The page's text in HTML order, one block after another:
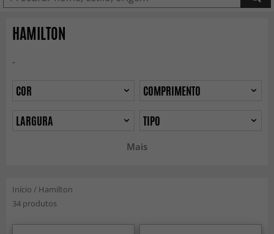
HAMILTON
-
Mais
COR
COMPRIMENTO
LARGURA
TIPO
Início / Hamilton
34 produtos